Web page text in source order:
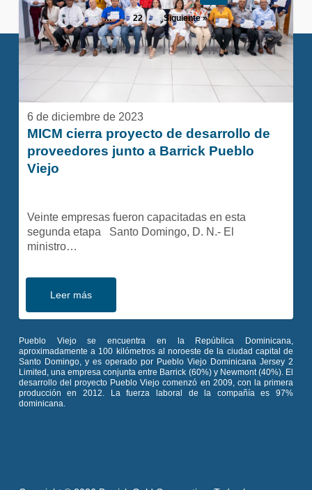
proveedores
junto
a
Barrick
Pueblo
Viejo
6 de diciembre de 2023
MICM cierra proyecto de desarrollo de
proveedores junto a Barrick Pueblo
Viejo
Veinte empresas fueron capacitadas en esta
segunda etapa Santo Domingo, D. N.- El
ministro…
Leer más
… 22 Siguiente »
Un lugar de valor
Política de privacidad
Pueblo Viejo se encuentra en la República Dominicana,
aproximadamente a 100 kilómetros al noroeste de la ciudad capital de
Santo Domingo, y es operado por Pueblo Viejo Dominicana Jersey 2
Limited, una empresa conjunta entre Barrick (60%) y Newmont (40%). El
desarrollo del proyecto Pueblo Viejo comenzó en 2009, con la primera
producción en 2012. La fuerza laboral de la compañía es 97%
dominicana.